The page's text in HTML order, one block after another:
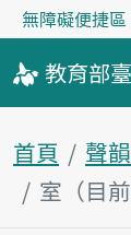
無障礙便捷區
教育部
首頁 聲
室（目前